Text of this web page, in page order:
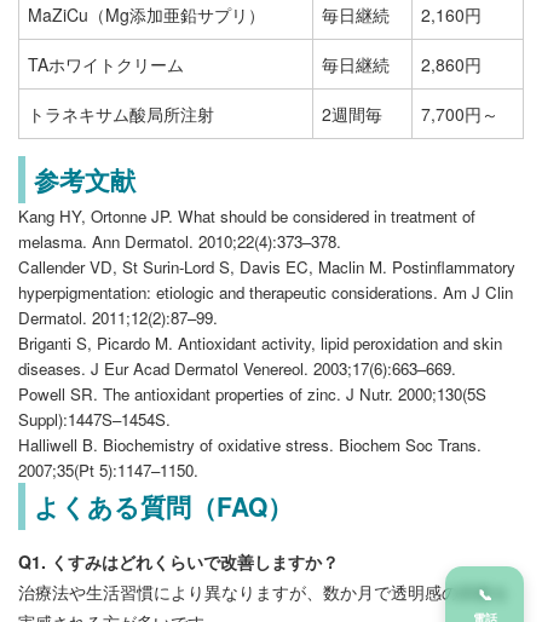
MaZiCu（Mg添加亜鉛サプリ） 毎日継続 2,160円
TAホワイトクリーム 毎日継続 2,860円
トラネキサム酸局所注射 2週間毎 7,700円～
参考文献
Kang HY, Ortonne JP. What should be considered in treatment of
melasma. Ann Dermatol. 2010;22(4):373–378.
Callender VD, St Surin-Lord S, Davis EC, Maclin M. Postinflammatory
hyperpigmentation: etiologic and therapeutic considerations. Am J Clin
Dermatol. 2011;12(2):87–99.
Briganti S, Picardo M. Antioxidant activity, lipid peroxidation and skin
diseases. J Eur Acad Dermatol Venereol. 2003;17(6):663–669.
Powell SR. The antioxidant properties of zinc. J Nutr. 2000;130(5S
Suppl):1447S–1454S.
Halliwell B. Biochemistry of oxidative stress. Biochem Soc Trans.
2007;35(Pt 5):1147–1150.
よくある質問（FAQ）
Q1. くすみはどれくらいで改善しますか？
治療法や生活習慣により異なりますが、数か月で透明感の回復を
📞
電話